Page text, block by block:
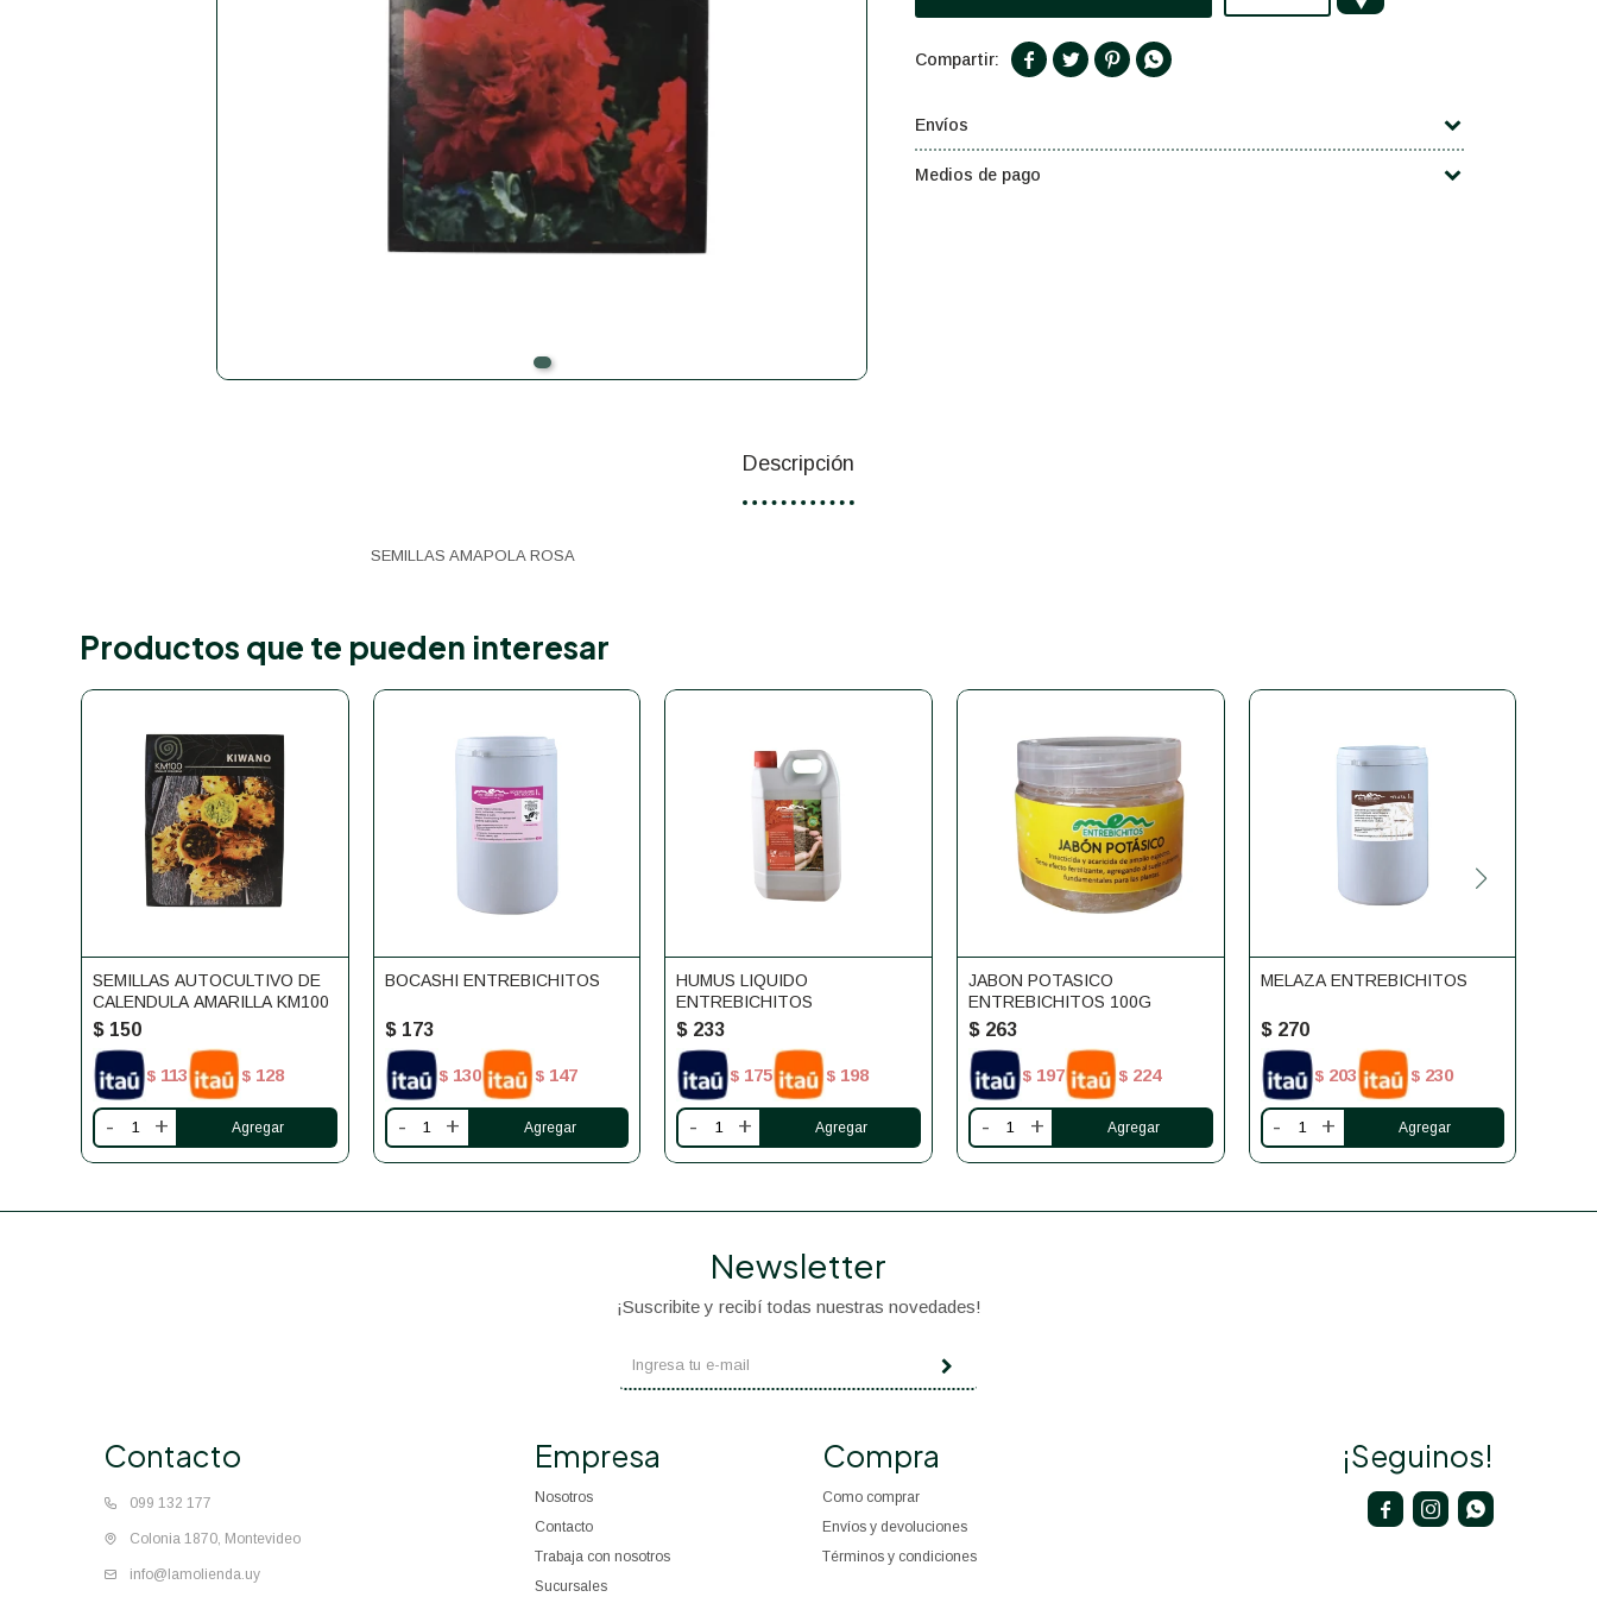
   
Envíos
Medios de pago
Descripción
SEMILLAS AMAPOLA ROSA
Productos que te pueden interesar
SEMILLAS AUTOCULTIVO DE
CALENDULA AMARILLA KM100
$ 150
$ 113 $ 128
- +
BOCASHI ENTREBICHITOS
$ 173
$ 130 $ 147
- +
HUMUS LIQUIDO
ENTREBICHITOS
$ 233
$ 175 $ 198
- +
JABON POTASICO
ENTREBICHITOS 100G
$ 263
$ 197 $ 224
- +
MELAZA ENTREBICHITOS
$ 270
$ 203 $ 230
- +
Contacto
099 132 177
Colonia 1870, Montevideo
info@lamolienda.uy
Empresa
Nosotros
Contacto
Trabaja con nosotros
Sucursales
Compra
Como comprar
Envíos y devoluciones
Términos y condiciones
Newsletter
¡Suscribite y recibí todas nuestras novedades!
¡Seguinos!
  